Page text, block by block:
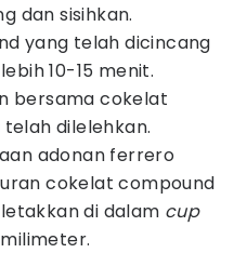
dan sisihkan.
yang telah dicincang
10-15 menit.
bersama cokelat
dilelehkan.
adonan ferrero
cokelat compound
di dalam cup